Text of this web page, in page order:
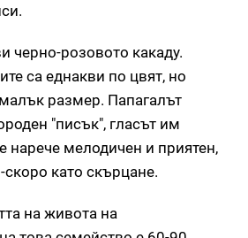
черно-розовото какаду.
са еднакви по цвят, но
размер. Папагалът
"писък", гласът им
нарече мелодичен и приятен,
скоро като скърцане.
на живота на